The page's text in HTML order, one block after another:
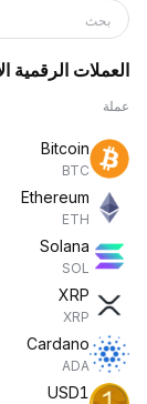
بحث
العملات الرقمية
عملة
Bitcoin
BTC
Ethereum
ETH
Solana
SOL
XRP
XRP
Cardano
ADA
USD1